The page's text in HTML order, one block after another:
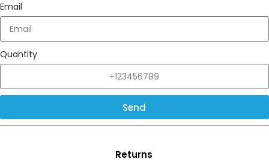
+966
Email
Quantity
Send
Returns